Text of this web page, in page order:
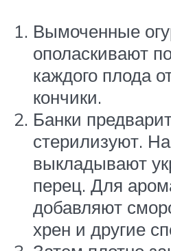
Вымоченные
ополаскивают
каждого плода
кончики.
Банки
стерилизуют.
выкладывают
перец. Для
добавляют
хрен и другие